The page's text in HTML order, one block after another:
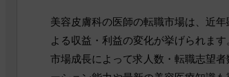
美容皮膚科の医師の転職市場は、近
よる収益・利益の変化が挙げられます。
市場成長によって求人数・転職志望